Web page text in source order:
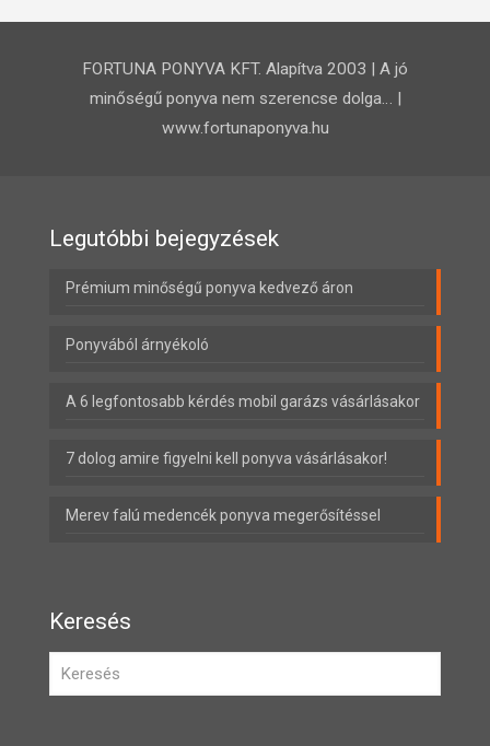
FORTUNA PONYVA KFT. Alapítva 2003 | A jó
minőségű ponyva nem szerencse dolga… |
www.fortunaponyva.hu
Legutóbbi bejegyzések
Prémium minőségű ponyva kedvező áron
Ponyvából árnyékoló
A 6 legfontosabb kérdés mobil garázs vásárlásakor
7 dolog amire figyelni kell ponyva vásárlásakor!
Merev falú medencék ponyva megerősítéssel
Keresés